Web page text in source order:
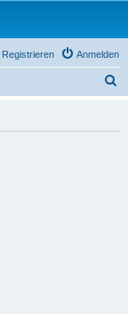
Anmelden
Registrieren